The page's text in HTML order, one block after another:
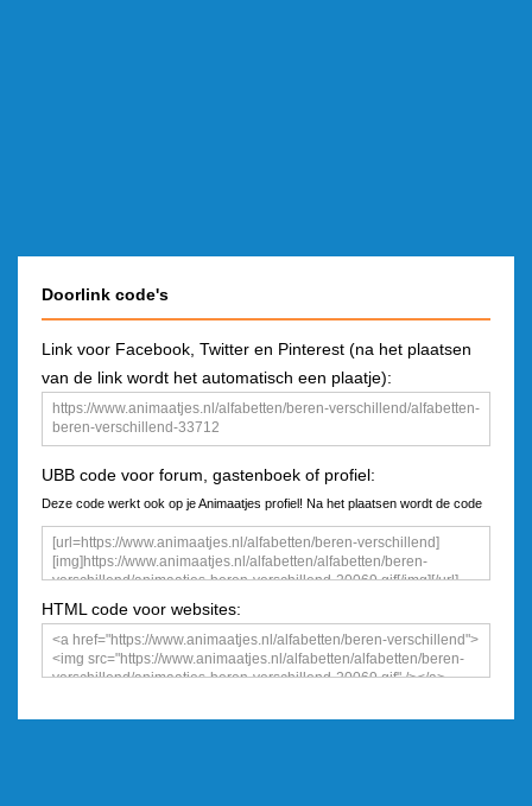
Doorlink code's
Link voor Facebook, Twitter en Pinterest (na het plaatsen
van de link wordt het automatisch een plaatje):
UBB code voor forum, gastenboek of profiel:
Deze code werkt ook op je Animaatjes profiel! Na het plaatsen wordt de code
een plaatje
HTML code voor websites: